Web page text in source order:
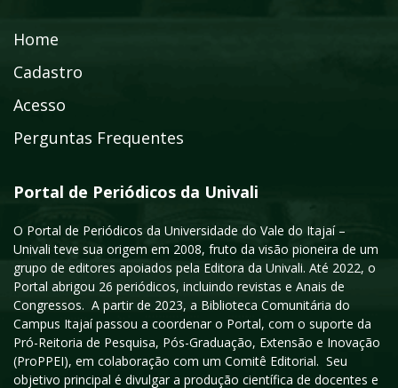
Home
Cadastro
Acesso
Perguntas Frequentes
Portal de Periódicos da Univali
O Portal de Periódicos da Universidade do Vale do Itajaí –
Univali teve sua origem em 2008, fruto da visão pioneira de um
grupo de editores apoiados pela Editora da Univali. Até 2022, o
Portal abrigou 26 periódicos, incluindo revistas e Anais de
Congressos. A partir de 2023, a Biblioteca Comunitária do
Campus Itajaí passou a coordenar o Portal, com o suporte da
Pró-Reitoria de Pesquisa, Pós-Graduação, Extensão e Inovação
(ProPPEI), em colaboração com um Comitê Editorial. Seu
objetivo principal é divulgar a produção científica de docentes e